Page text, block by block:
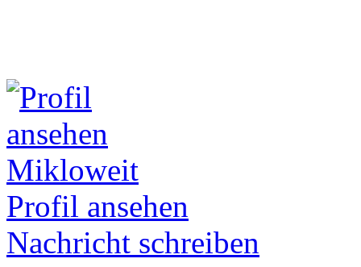
Mikloweit
Profil ansehen
Nachricht schreiben